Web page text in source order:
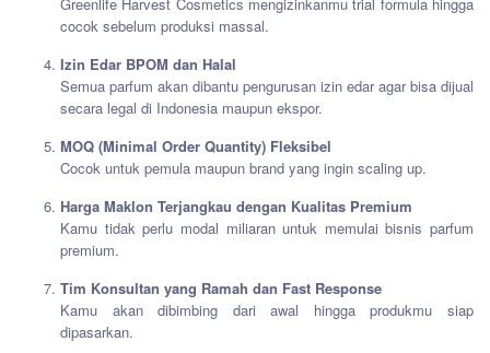
cocok sebelum produksi massal.
Izin Edar BPOM dan Halal
Semua parfum akan dibantu pengurusan izin edar agar bisa dijual
secara legal di Indonesia maupun ekspor.
MOQ (Minimal Order Quantity) Fleksibel
Cocok untuk pemula maupun brand yang ingin scaling up.
Harga Maklon Terjangkau dengan Kualitas Premium
Kamu tidak perlu modal miliaran untuk memulai bisnis parfum
premium.
Tim Konsultan yang Ramah dan Fast Response
Kamu akan dibimbing dari awal hingga produkmu siap
dipasarkan.